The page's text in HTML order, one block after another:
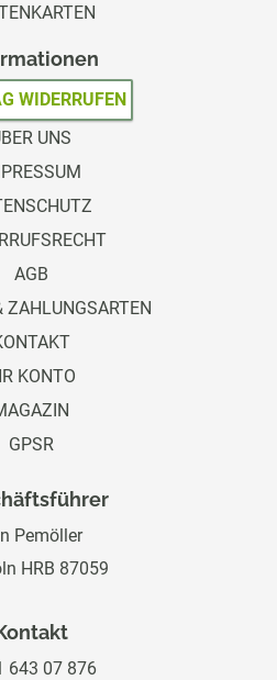
WIDERRUFEN
UNS
AGB
ZAHLUNGSARTEN
KONTO
GPSR
Pemöller
HRB 87059
643 07 876